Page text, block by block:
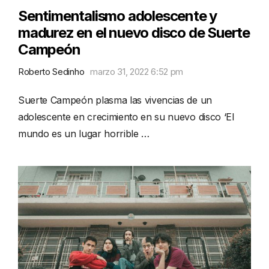
Sentimentalismo adolescente y
madurez en el nuevo disco de Suerte
Campeón
Roberto Sedinho marzo 31, 2022 6:52 pm
Suerte Campeón plasma las vivencias de un
adolescente en crecimiento en su nuevo disco ‘El
mundo es un lugar horrible …